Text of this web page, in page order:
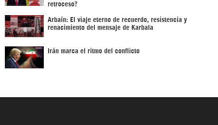
retroceso?
Arbaín: El viaje eterno de recuerdo, resistencia y
renacimiento del mensaje de Karbala
Irán marca el ritmo del conflicto